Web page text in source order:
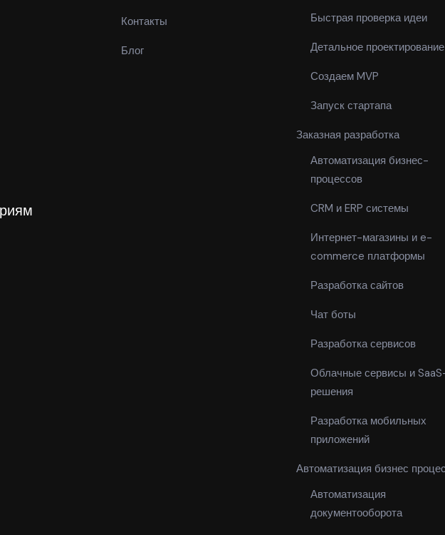
Контакты
Блог
Быстрая проверка идеи
Детальное проектирование
Создаем MVP
Запуск стартапа
Заказная разработка
Автоматизация бизнес-
процессов
CRM и ERP системы
Интернет-магазины и e-
commerce платформы
Разработка сайтов
Чат боты
Разработка сервисов
Облачные сервисы и
решения
Разработка мобильных
приложений
Автоматизация бизнес
Автоматизация
документооборота